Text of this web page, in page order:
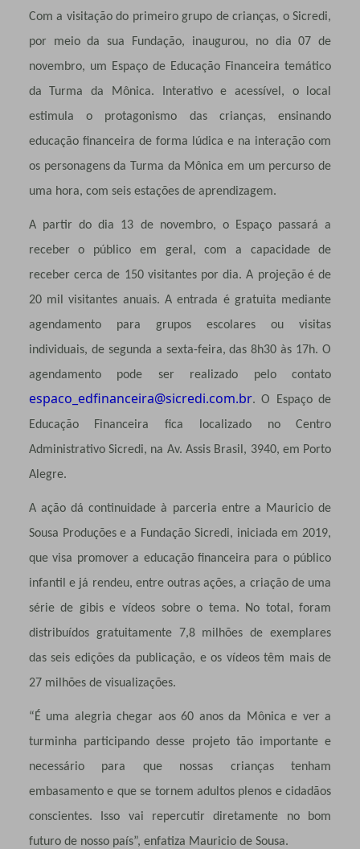
Com a visitação do primeiro grupo de crianças, o Sicredi,
por meio da sua Fundação, inaugurou, no dia 07 de
novembro, um Espaço de Educação Financeira temático
da Turma da Mônica. Interativo e acessível, o local
estimula o protagonismo das crianças, ensinando
educação financeira de forma lúdica e na interação com
os personagens da Turma da Mônica em um percurso de
uma hora, com seis estações de aprendizagem.
A partir do dia 13 de novembro, o Espaço passará a
receber o público em geral, com a capacidade de
receber cerca de 150 visitantes por dia. A projeção é de
20 mil visitantes anuais. A entrada é gratuita mediante
agendamento para grupos escolares ou visitas
individuais, de segunda a sexta-feira, das 8h30 às 17h. O
agendamento pode ser realizado pelo contato
espaco_edfinanceira@sicredi.com.br. O Espaço de
Educação Financeira fica localizado no Centro
Administrativo Sicredi, na Av. Assis Brasil, 3940, em Porto
Alegre.
A ação dá continuidade à parceria entre a Mauricio de
Sousa Produções e a Fundação Sicredi, iniciada em 2019,
que visa promover a educação financeira para o público
infantil e já rendeu, entre outras ações, a criação de uma
série de gibis e vídeos sobre o tema. No total, foram
distribuídos gratuitamente 7,8 milhões de exemplares
das seis edições da publicação, e os vídeos têm mais de
27 milhões de visualizações.
“É uma alegria chegar aos 60 anos da Mônica e ver a
turminha participando desse projeto tão importante e
necessário para que nossas crianças tenham
embasamento e que se tornem adultos plenos e cidadãos
conscientes. Isso vai repercutir diretamente no bom
futuro de nosso país”, enfatiza Mauricio de Sousa.